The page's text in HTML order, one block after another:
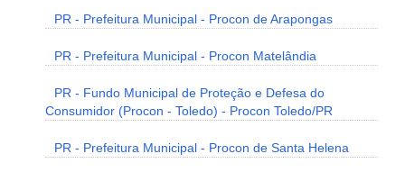
PR - Prefeitura Municipal - Procon de Arapongas
PR - Prefeitura Municipal - Procon Matelândia
PR - Fundo Municipal de Proteção e Defesa do
Consumidor (Procon - Toledo) - Procon Toledo/PR
PR - Prefeitura Municipal - Procon de Santa Helena